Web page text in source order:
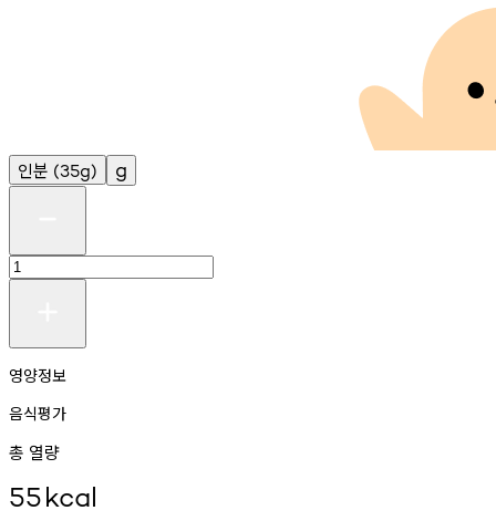
인분 (35g) g
영양정보
음식평가
총 열량
55kcal